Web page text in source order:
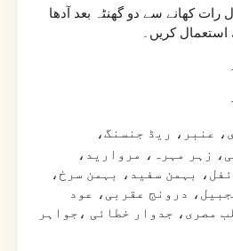
رات کھانے سے دو گھنٹہ بعد آدھا
استعمال کریں۔
عنبر، ریڈ جنسنگ،
زہر مہرہ، مروارید،
بہمن سفید، بہمن سرخ،
درونج عقربی، عود
مصری، جدوار خطائی ،جواہر